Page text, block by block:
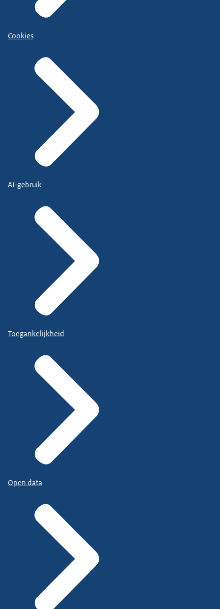
Cookies
AI-gebruik
Toegankelijkheid
Open data